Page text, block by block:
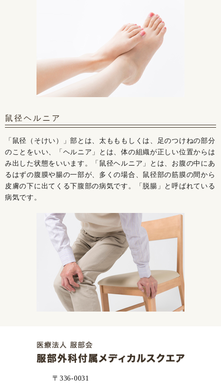
鼠径ヘルニア
「鼠径（そけい）」部とは、太もももしくは、足のつけねの部分
のことをいい、「ヘルニア」とは、体の組織が正しい位置からは
み出した状態をいいます。「鼠径ヘルニア」とは、お腹の中にあ
るはずの腹膜や腸の一部が、多くの場合、鼠径部の筋膜の間から
皮膚の下に出てくる下腹部の病気です。「脱腸」と呼ばれている
病気です。
〒336-0031